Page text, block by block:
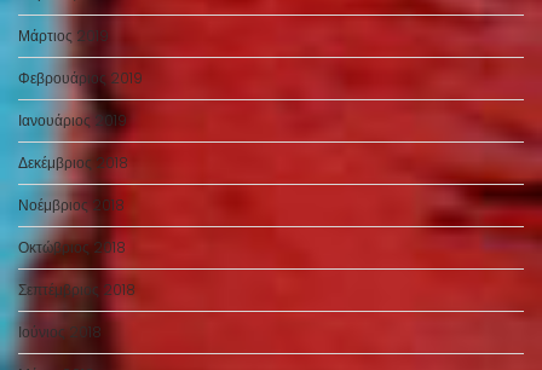
Μάρτιος 2019
Φεβρουάριος 2019
Ιανουάριος 2019
Δεκέμβριος 2018
Νοέμβριος 2018
Οκτώβριος 2018
Σεπτέμβριος 2018
Ιούνιος 2018